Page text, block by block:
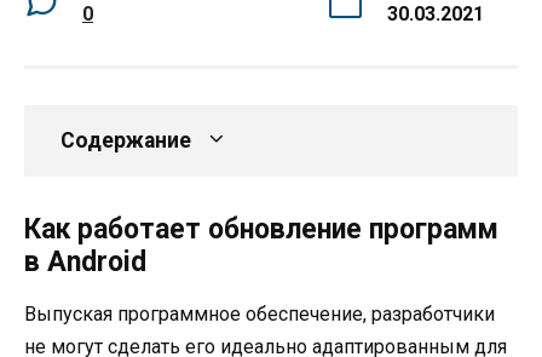
0 30.03.2021
Содержание
Как работает обновление программ
в Android
Выпуская программное обеспечение, разработчики
не могут сделать его идеально адаптированным для